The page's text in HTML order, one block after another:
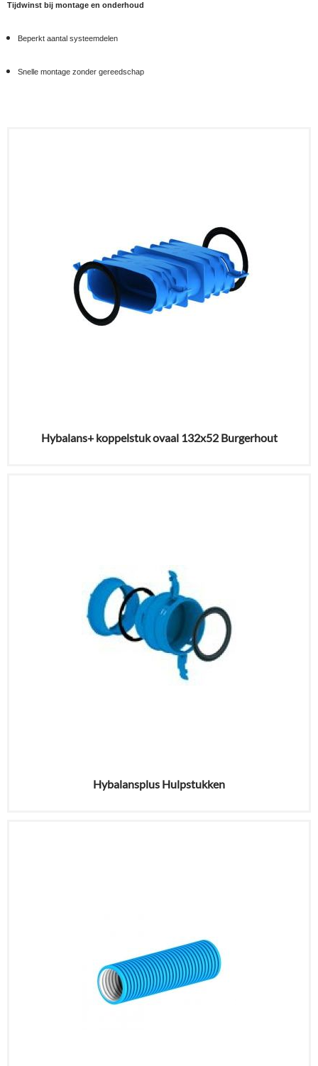
Tijdwinst bij montage en onderhoud
Beperkt aantal systeemdelen
Snelle montage zonder gereedschap
Hybalans+ koppelstuk ovaal 132x52 Burgerhout
Hybalansplus Hulpstukken